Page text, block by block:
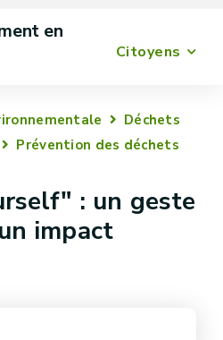
Citoyens
en
Déchets
Prévention des déchets
: un geste
impact